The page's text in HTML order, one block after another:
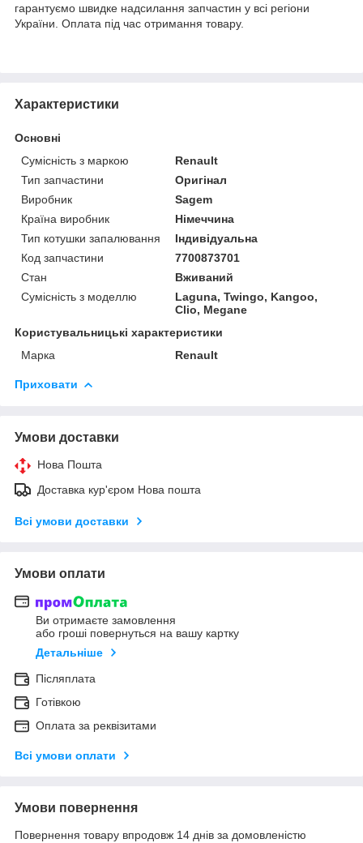
гарантуємо швидке надсилання запчастин у всі регіони
України. Оплата під час отримання товару.
Характеристики
Основні
Сумісність з маркою
Renault
Тип запчастини
Оригінал
Виробник
Sagem
Країна виробник
Німеччина
Тип котушки запалювання
Індивідуальна
Код запчастини
7700873701
Стан
Вживаний
Сумісність з моделлю
Laguna, Twingo, Kangoo,
Clio, Megane
Користувальницькі характеристики
Марка
Renault
Приховати
Умови доставки
Нова Пошта
Доставка кур'єром Нова пошта
Всі умови доставки
Умови оплати
Ви отримаєте замовлення
або гроші повернуться на вашу картку
Детальніше
Післяплата
Готівкою
Оплата за реквізитами
Всі умови оплати
Умови повернення
Повернення товару впродовж 14 днів за домовленістю